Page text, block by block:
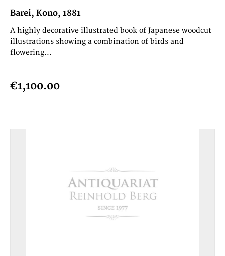
Barei, Kono, 1881
A highly decorative illustrated book of Japanese woodcut
illustrations showing a combination of birds and
flowering...
€1,100.00